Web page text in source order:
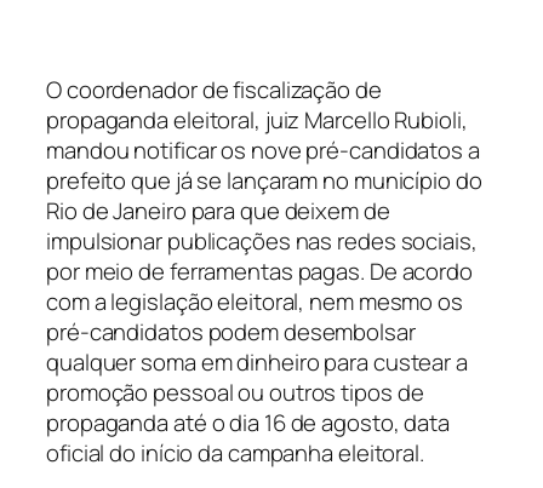
O coordenador de fiscalização de
propaganda eleitoral, juiz Marcello Rubioli,
mandou notificar os nove pré-candidatos a
prefeito que já se lançaram no município do
Rio de Janeiro para que deixem de
impulsionar publicações nas redes sociais,
por meio de ferramentas pagas. De acordo
com a legislação eleitoral, nem mesmo os
pré-candidatos podem desembolsar
qualquer soma em dinheiro para custear a
promoção pessoal ou outros tipos de
propaganda até o dia 16 de agosto, data
oficial do início da campanha eleitoral.